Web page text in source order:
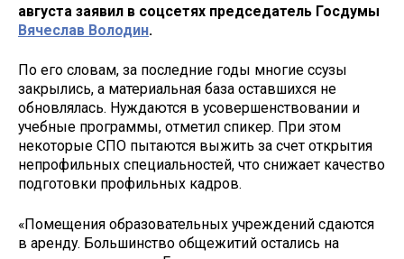
августа заявил в соцсетях председатель Госдумы
Вячеслав Володин.
По его словам, за последние годы многие ссузы
закрылись, а материальная база оставшихся не
обновлялась. Нуждаются в усовершенствовании и
учебные программы, отметил спикер. При этом
некоторые СПО пытаются выжить за счет открытия
непрофильных специальностей, что снижает качество
подготовки профильных кадров.
«Помещения образовательных учреждений сдаются
в аренду. Большинство общежитий остались на